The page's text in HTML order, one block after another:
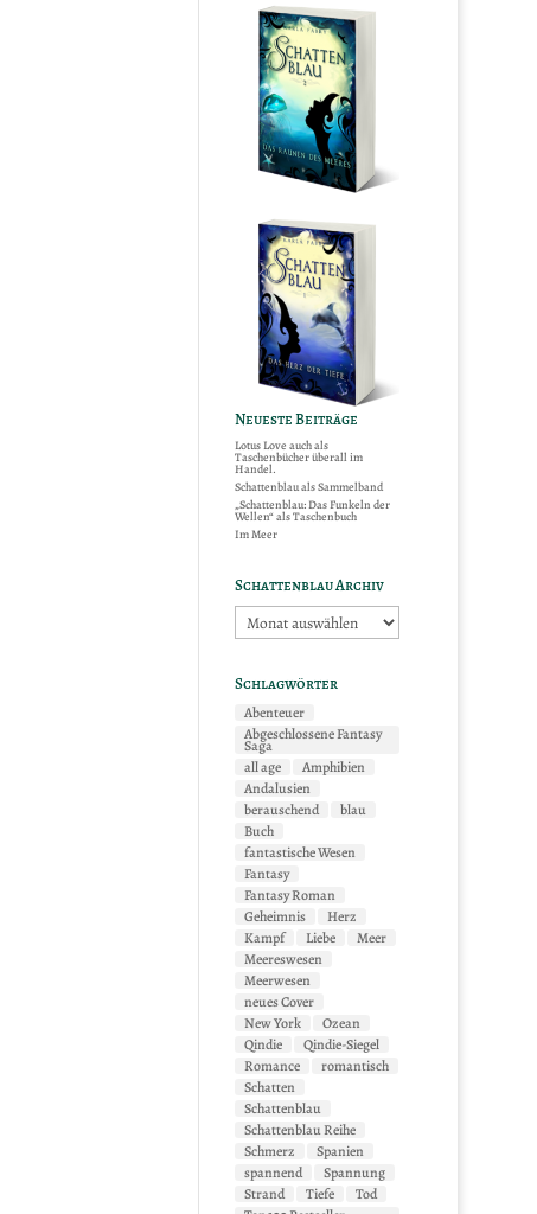
Neueste Beiträge
Lotus Love auch als
Taschenbücher überall im
Handel.
Schattenblau als Sammelband
„Schattenblau: Das Funkeln der
Wellen“ als Taschenbuch
Im Meer
Schattenblau Archiv
Schattenblau
Archiv
Schlagwörter
Abenteuer
Abgeschlossene Fantasy
Saga
all age
Amphibien
Andalusien
berauschend
blau
Buch
fantastische Wesen
Fantasy
Fantasy Roman
Geheimnis
Herz
Kampf
Liebe
Meer
Meereswesen
Meerwesen
neues Cover
New York
Ozean
Qindie
Qindie-Siegel
Romance
romantisch
Schatten
Schattenblau
Schattenblau Reihe
Schmerz
Spanien
spannend
Spannung
Strand
Tiefe
Tod